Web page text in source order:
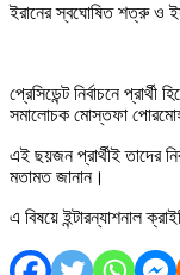
ইরানের স্বঘোষিত শত্রু ও
প্রেসিডেন্ট নির্বাচনে
সমালোচক মোস্তফা
এই ছয়জন প্রার্থীই তাদের
মতামত জানান।
এ বিষয়ে ইন্টারন্যাশনাল